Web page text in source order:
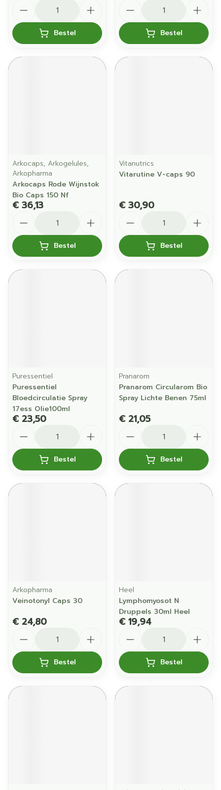
Bestel Bestel
Arkocaps, Arkogelules,
Arkopharma
Arkocaps Rode Wijnstok
Bio Caps 150 Nf
€ 36,13
Bestel
Vitanutrics
Vitarutine V-caps 90
€ 30,90
Bestel
Puressentiel
Puressentiel
Bloedcirculatie Spray
17ess Olie100ml
€ 23,50
Bestel
Pranarom
Pranarom Circularom Bio
Spray Lichte Benen 75ml
€ 21,05
Bestel
Arkopharma
Veinotonyl Caps 30
€ 24,80
Bestel
Heel
Lymphomyosot N
Druppels 30ml Heel
€ 19,94
Bestel